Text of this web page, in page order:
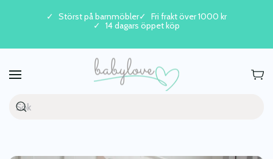
Skip to main content
Störst på barnmöbler
Fri frakt över 1000 kr
14 dagars öppet köp